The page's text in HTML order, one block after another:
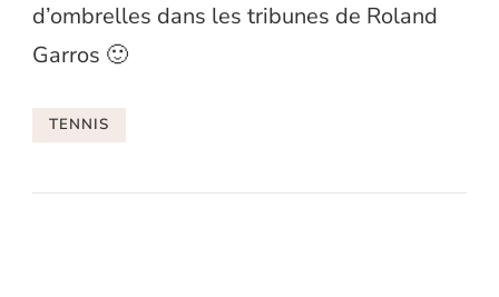
d’ombrelles dans les tribunes de Roland
Garros 🙂
TENNIS